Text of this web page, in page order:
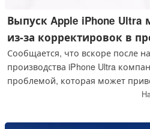
Выпуск Apple iPhone
из-за корректировок в
Сообщается, что вскоре после
производства iPhone Ultra
проблемой, которая может
имеющимся данным, поставщик
запуска массового